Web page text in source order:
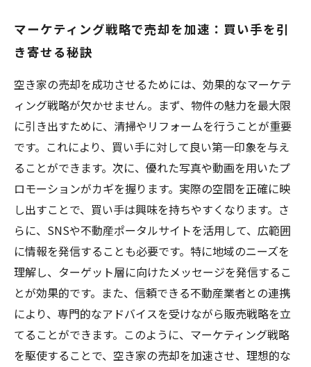
マーケティング戦略で売却を加速：買い手を引
き寄せる秘訣
空き家の売却を成功させるためには、効果的なマーケテ
ィング戦略が欠かせません。まず、物件の魅力を最大限
に引き出すために、清掃やリフォームを行うことが重要
です。これにより、買い手に対して良い第一印象を与え
ることができます。次に、優れた写真や動画を用いたプ
ロモーションがカギを握ります。実際の空間を正確に映
し出すことで、買い手は興味を持ちやすくなります。さ
らに、SNSや不動産ポータルサイトを活用して、広範囲
に情報を発信することも必要です。特に地域のニーズを
理解し、ターゲット層に向けたメッセージを発信するこ
とが効果的です。また、信頼できる不動産業者との連携
により、専門的なアドバイスを受けながら販売戦略を立
てることができます。このように、マーケティング戦略
を駆使することで、空き家の売却を加速させ、理想的な